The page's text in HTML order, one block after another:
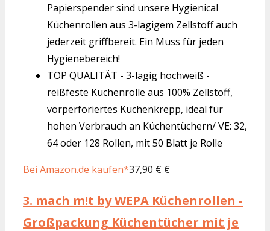
Papierspender sind unsere Hygienical
Küchenrollen aus 3-lagigem Zellstoff auch
jederzeit griffbereit. Ein Muss für jeden
Hygienebereich!
TOP QUALITÄT - 3-lagig hochweiß -
reißfeste Küchenrolle aus 100% Zellstoff,
vorperforiertes Küchenkrepp, ideal für
hohen Verbrauch an Küchentüchern/ VE: 32,
64 oder 128 Rollen, mit 50 Blatt je Rolle
Bei Amazon.de kaufen*37,90 € €
3. mach m!t by WEPA Küchenrollen -
Großpackung Küchentücher mit je